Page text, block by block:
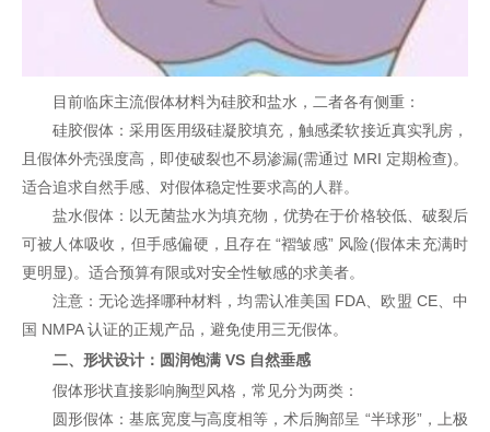
目前临床主流假体材料为硅胶和盐水，二者各有侧重：
硅胶假体：采用医用级硅凝胶填充，触感柔软接近真实乳房，
且假体外壳强度高，即使破裂也不易渗漏(需通过 MRI 定期检查)。
适合追求自然手感、对假体稳定性要求高的人群。
盐水假体：以无菌盐水为填充物，优势在于价格较低、破裂后
可被人体吸收，但手感偏硬，且存在 “褶皱感” 风险(假体未充满时
更明显)。适合预算有限或对安全性敏感的求美者。
注意：无论选择哪种材料，均需认准美国 FDA、欧盟 CE、中
国 NMPA 认证的正规产品，避免使用三无假体。
二、形状设计：圆润饱满 VS 自然垂感
假体形状直接影响胸型风格，常见分为两类：
圆形假体：基底宽度与高度相等，术后胸部呈 “半球形”，上极